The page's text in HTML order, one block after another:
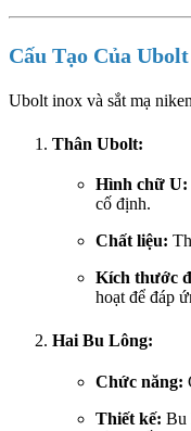
Cấu Tạo Của
Ubolt inox và sắt mạ
Thân Ubolt:
Hình chữ U:
cố định.
Chất liệu:
Kích thước
hoạt để đáp
Hai Bu Lông:
Chức năng:
Thiết kế: Bu